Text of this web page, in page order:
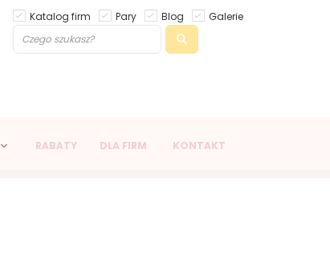
Katalog firm Pary Blog Galerie
RABATY DLA FIRM KONTAKT